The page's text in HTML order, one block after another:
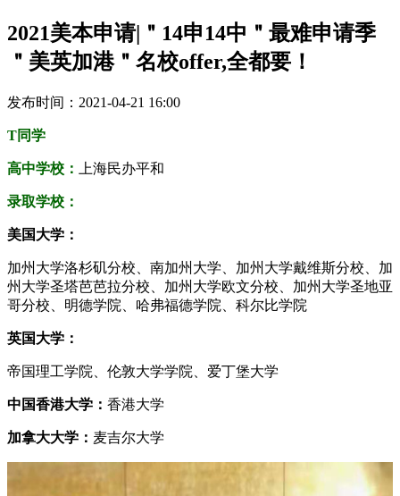
2021美本申请|＂14申14中＂最难申请季
＂美英加港＂名校offer,全都要！
发布时间：2021-04-21 16:00
T同学
高中学校： 上海民办平和
录取学校：
美国大学：
加州大学洛杉矶分校、南加州大学、加州大学戴维斯分校、加
州大学圣塔芭芭拉分校、加州大学欧文分校、加州大学圣地亚
哥分校、明德学院、哈弗福德学院、科尔比学院
英国大学：
帝国理工学院、伦敦大学学院、爱丁堡大学
中国香港大学： 香港大学
加拿大大学： 麦吉尔大学